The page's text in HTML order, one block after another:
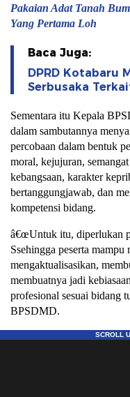
Pakaian Adat Tanah
Yang Pertama Loh
Baca Juga:
DPRD Kotabaru
Serbusaka
Sementara itu Kepala
dalam sambutannya
percobaan dalam bentuk
moral, kejujuran,
kebangsaan, karakter
bertanggungjawab, dan
kompetensi bidang.
â€œUntuk itu, diperlukan
Ssehingga peserta
mengaktualisasikan,
membuatnya jadi
profesional sesuai bidang
BPSDMD.